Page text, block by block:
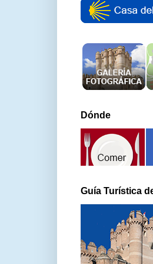
Dónde
Guía Turística